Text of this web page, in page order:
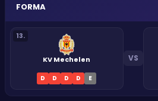
FORMA
13.
KV Mechelen
D D D D E
VS